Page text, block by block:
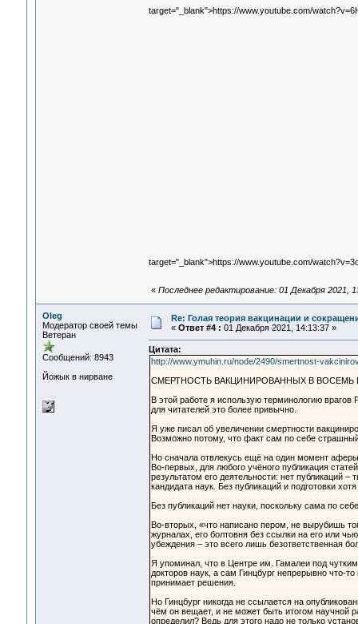
target="_blank">https://www.youtube.com/
target="_blank">https://www.youtube.com/
« Последнее редактирование: 01 Декабря 2021,
Oleg
Модератор своей темы
Ветеран
Сообщений: 8943
Йожык в нирване
Re: Голая теория вакцинации и
« Ответ #4 : 01 Декабря 2021, 14:13:37 »
Цитата:
http://www.ymuhin.ru/node/2490/smertnost-
СМЕРТНОСТЬ ВАКЦИНИРОВАННЫХ В ВОСЕМЬ
В этой работе я использую терминологию
для читателей это более привычно.
Я уже писал об увеличении смертности
Возможно потому, что факт сам по себе
Но сначала отвлекусь ещё на один момент
Во-первых, для любого учёного публикация
результатом его деятельности: нет публикаций
кандидата наук. Без публикаций и подготовки
Без публикаций нет науки, поскольку сама по
Во-вторых, «что написано пером, не вырубишь
журналах, его болтовня без ссылки на его или
убеждения – это всего лишь безответственная
Я упоминал, что в Центре им. Гамалеи под
докторов наук, а сам Гинцбург непрерывно что-
принимает решения.
Но Гинцбург никогда не ссылается на
чём он вещает, и не может быть итогом научной
определил? Ведь для этого надо не только